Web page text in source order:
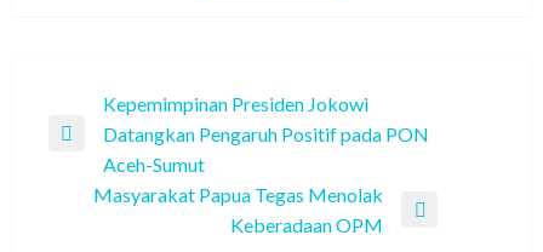
navigation
Previous
Kepemimpinan Presiden Jokowi
Datangkan Pengaruh Positif pada PON
Aceh-Sumut
Masyarakat Papua Tegas Menolak
Keberadaan OPM